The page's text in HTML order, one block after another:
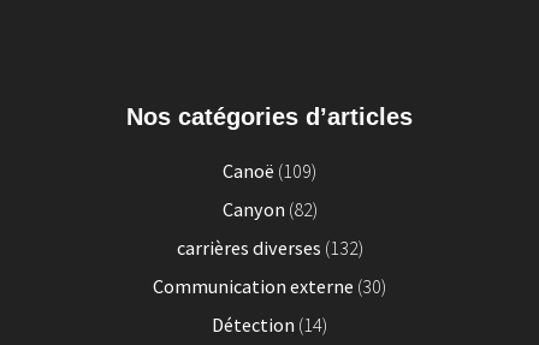
Nos catégories d’articles
Canoë (109)
Canyon (82)
carrières diverses (132)
Communication externe (30)
Détection (14)